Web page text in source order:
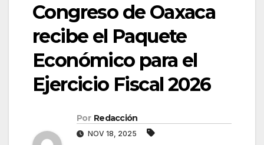
Congreso de Oaxaca
recibe el Paquete
Económico para el
Ejercicio Fiscal 2026
Por Redacción
NOV 18, 2025